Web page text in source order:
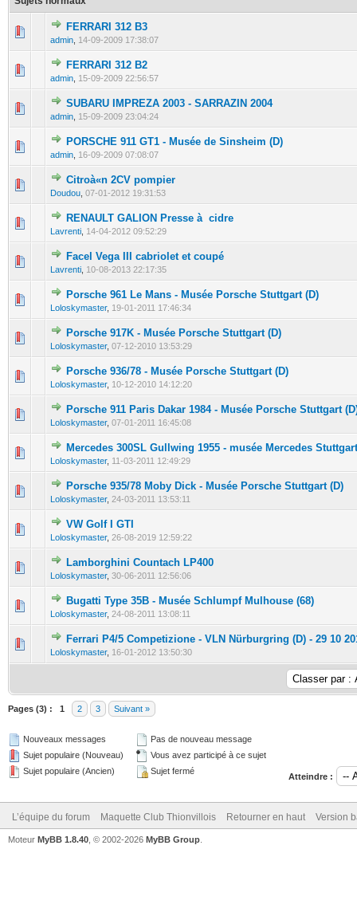
FERRARI 312 B3
admin 14-09-2009 17:38:07
0 Votes - 0 sur 5 en moyenne
FERRARI 312 B2
admin 15-09-2009 22:56:57
0 Votes - 0 sur 5 en moyenne
SUBARU IMPREZA 2003 - SARRAZIN 2004
admin 15-09-2009 23:04:24
0 Votes - 0 sur 5 en moyenne
12345
PORSCHE 911 GT1 - Musée de Sinsheim (D)
admin 16-09-2009 07:08:07
0 Votes - 0 sur 5 en moyenne
12345
Citroà«n 2CV pompier
Doudou 07-01-2012 19:31:53
0 Votes - 0 sur 5 en moyenne
12
RENAULT GALION Presse à cidre
Lavrenti 14-04-2012 09:52:29
0 Votes - 0 sur 5 en moyenne
12345
Facel Vega III cabriolet et coupé
Lavrenti 10-08-2013 22:17:35
0 Votes - 0 sur 5 en moyenne
12345
Porsche 961 Le Mans - Musée Porsche Stuttgart (D)
Loloskymaster, 19-01-2011 17:46:34
0 Votes - 0 sur 5 en moyenne
12345
Porsche 917K - Musée Porsche Stuttgart (D)
Loloskymaster, 07-12-2010 13:53:29
0 Votes - 0 sur 5 en moyenne
12 3 45
Porsche 936/78 - Musée Porsche Stuttgart (D)
Loloskymaster, 10-12-2010 14:12:20
0 Votes - 0 sur 5 en moyenne
123 4 5
Porsche 911 Paris Dakar 1984 - Musée Porsche Stuttgart
Loloskymaster, 07-01-2011 16:45:08
0 Votes - 0 sur 5 en moyenne
12345
Mercedes 300SL Gullwing 1955 - musée Mercedes
Loloskymaster, 11-03-2011 12:49:29
0 Votes - 0 sur 5 en moyenne
12345
Porsche 935/78 Moby Dick - Musée Porsche Stuttgart (D)
Loloskymaster, 24-03-2011 13:53:11
0 Votes - 0 sur 5 en moyenne
1 2345
VW Golf I GTI
Loloskymaster, 26-08-2019 12:59:22
0 Votes - 0 sur 5 en moyenne
Lamborghini Countach LP400
Loloskymaster, 30-06-2011 12:56:06
0 Votes - 0 sur 5 en moyenne
123 45
Bugatti Type 35B - Musée Schlumpf Mulhouse (68)
Loloskymaster, 24-08-2011 13:08:11
0 Votes - 0 sur 5 en moyenne
12345
Ferrari P4/5 Competizione - VLN Nürburgring (D) - 29 10
Loloskymaster, 16-01-2012 13:50:30
0 Votes - 0 sur 5 en moyenne
12345
Pages (3) : 1 2 3 Suivant »
Nouveaux messages
Sujet populaire (Nouveau)
Sujet populaire (Ancien)
Pas de nouveau message
Vous avez participé à ce sujet
Sujet fermé
Atteindre :
L’équipe du forum Maquette Club Thionvillois Retourner en haut Version
Moteur MyBB 1.8.40 , © 2002-2026 MyBB Group